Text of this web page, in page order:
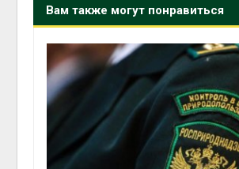
Вам также могут понравиться